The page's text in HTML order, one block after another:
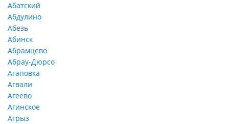
Абатский
Абдулино
Абезь
Абинск
Абрамцево
Абрау-Дюрсо
Агаповка
Агвали
Агеево
Агинское
Агрыз